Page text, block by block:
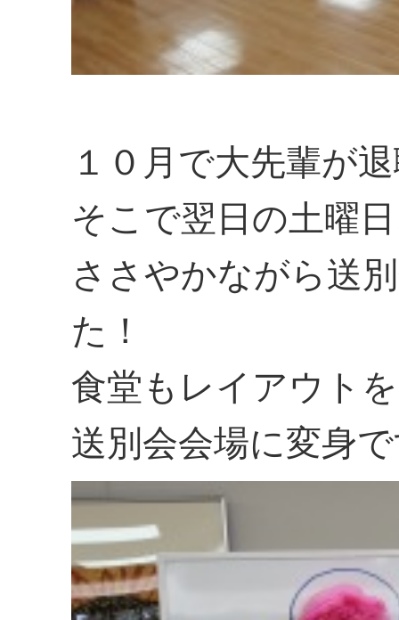
１０月で大先輩が
そこで翌日の土曜
ささやかながら送
た！
食堂もレイアウト
送別会会場に変身